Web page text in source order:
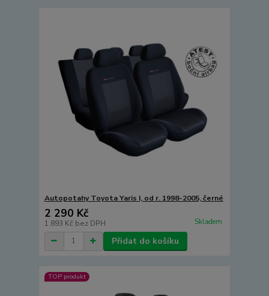
Autopotahy Toyota Yaris I, od r. 1998-2005, černé
2 290 Kč
1 893 Kč bez DPH Skladem
Přidat do košíku
TOP produkt